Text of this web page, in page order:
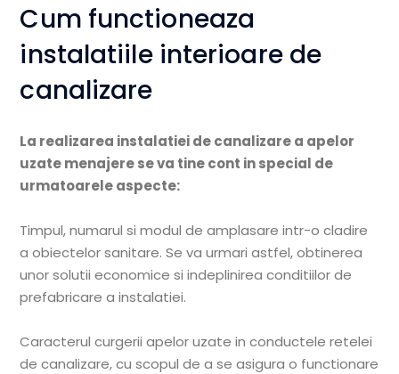
Cum functioneaza
instalatiile interioare de
canalizare
La realizarea instalatiei de canalizare a apelor
uzate menajere se va tine cont in special de
urmatoarele aspecte:
Timpul, numarul si modul de amplasare intr-o cladire
a obiectelor sanitare. Se va urmari astfel, obtinerea
unor solutii economice si indeplinirea conditiilor de
prefabricare a instalatiei.
Caracterul curgerii apelor uzate in conductele retelei
de canalizare, cu scopul de a se asigura o functionare